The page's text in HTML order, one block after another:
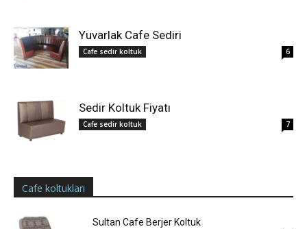
Yuvarlak Cafe Sediri
Cafe sedir koltuk 6
Sedir Koltuk Fiyatı
Cafe sedir koltuk 7
Cafe koltukları
Sultan Cafe Berjer Koltuk